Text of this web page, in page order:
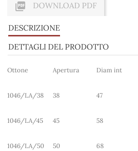
 DOWNLOAD PDF
DESCRIZIONE
DETTAGLI DEL PRODOTTO
Ottone Apertura Diam int
1046/LA/38 38 47
1046/LA/45 45 58
1046/LA/50 50 68